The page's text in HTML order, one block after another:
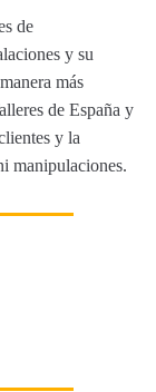
de
y su
más
de España y
y la
manipulaciones.